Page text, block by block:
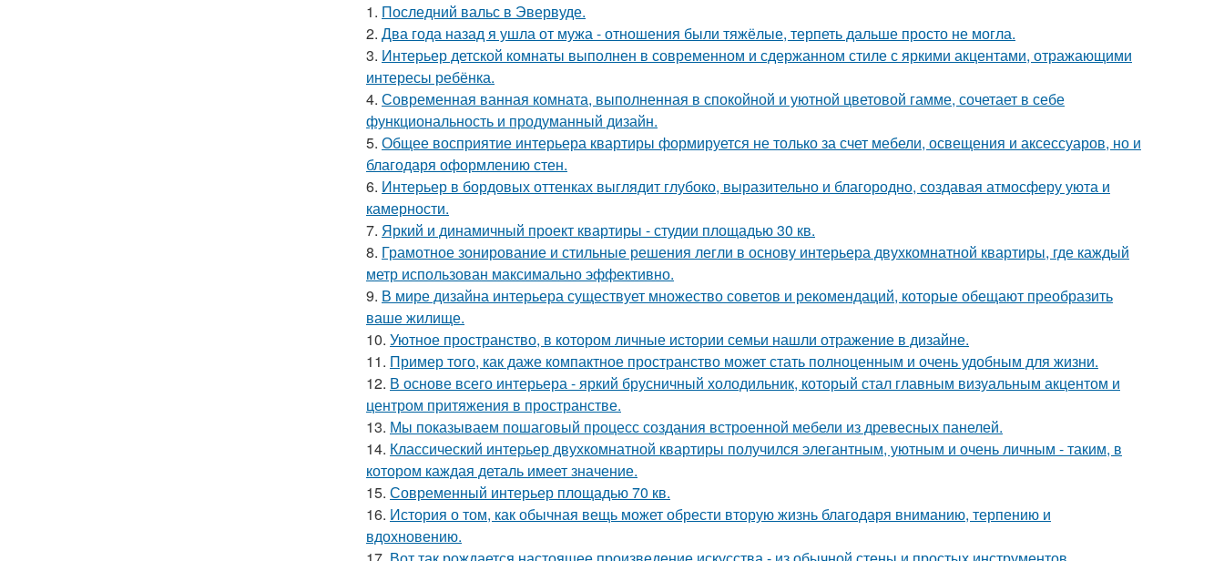
1. Последний вальс в Эвервуде.
2. Два года назад я ушла от мужа - отношения были тяжёлые, терпеть дальше просто не могла.
3. Интерьер детской комнаты выполнен в современном и сдержанном стиле с яркими акцентами, отражающими
интересы ребёнка.
4. Современная ванная комната, выполненная в спокойной и уютной цветовой гамме, сочетает в себе
функциональность и продуманный дизайн.
5. Общее восприятие интерьера квартиры формируется не только за счет мебели, освещения и аксессуаров, но и
благодаря оформлению стен.
6. Интерьер в бордовых оттенках выглядит глубоко, выразительно и благородно, создавая атмосферу уюта и
камерности.
7. Яркий и динамичный проект квартиры - студии площадью 30 кв.
8. Грамотное зонирование и стильные решения легли в основу интерьера двухкомнатной квартиры, где каждый
метр использован максимально эффективно.
9. В мире дизайна интерьера существует множество советов и рекомендаций, которые обещают преобразить
ваше жилище.
10. Уютное пространство, в котором личные истории семьи нашли отражение в дизайне.
11. Пример того, как даже компактное пространство может стать полноценным и очень удобным для жизни.
12. В основе всего интерьера - яркий брусничный холодильник, который стал главным визуальным акцентом и
центром притяжения в пространстве.
13. Мы показываем пошаговый процесс создания встроенной мебели из древесных панелей.
14. Классический интерьер двухкомнатной квартиры получился элегантным, уютным и очень личным - таким, в
котором каждая деталь имеет значение.
15. Современный интерьер площадью 70 кв.
16. История о том, как обычная вещь может обрести вторую жизнь благодаря вниманию, терпению и
вдохновению.